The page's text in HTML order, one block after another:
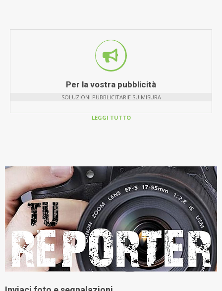
Per la vostra pubblicità
SOLUZIONI PUBBLICITARIE SU MISURA
LEGGI TUTTO